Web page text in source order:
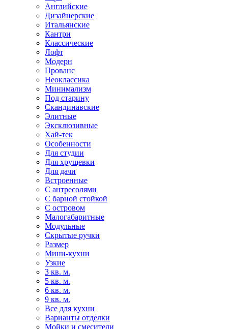
Английские
Дизайнерские
Итальянские
Кантри
Классические
Лофт
Модерн
Прованс
Неоклассика
Минимализм
Под старину
Скандинавские
Элитные
Эксклюзивные
Хай-тек
Особенности
Для студии
Для хрущевки
Для дачи
Встроенные
С антресолями
С барной стойкой
С островом
Малогабаритные
Модульные
Скрытые ручки
Размер
Мини-кухни
Узкие
3 кв. м.
5 кв. м.
6 кв. м.
9 кв. м.
Все для кухни
Варианты отделки
Мойки и смесители